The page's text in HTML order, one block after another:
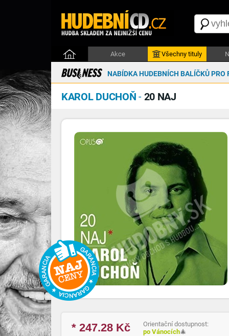
Akce Všechny tituly
NABÍDKA HUDEBNÍCH BALÍČKŮ PRO
KAROL DUCHOŇ - 20 NAJ
* 247.28 Kč
Orientační dostupnost:
po Vánocích🎄